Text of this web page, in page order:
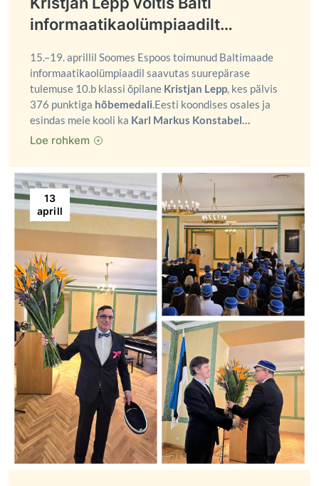
informaatikaolümpiaadilt…
15.–19. aprillil Soomes Espoos toimunud Baltimaade
informaatikaolümpiaadil saavutas suurepärase
tulemuse 10.b klassi õpilane Kristjan Lepp , kes pälvis
376 punktiga hõbemedali .Eesti koondises osales ja
esindas meie kooli ka Karl Markus Konstabel…
Loe rohkem
13
aprill